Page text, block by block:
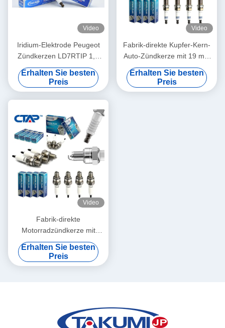
Video
Iridium-Elektrode Peugeot
Zündkerzen LD7RTIP 1,1
mm Lücke hohe
Kraftstoffeffizienz NGK
toyota
Erhalten Sie besten
Preis
Video
Fabrik-direkte Kupfer-Kern-
Auto-Zündkerze mit 19 mm
Reichweite 16 mm Hex und
Wärmebereich 6 für
BKR5EYA11 BKR6E11
Erhalten Sie besten
Preis
Video
Fabrik-direkte
Motorradzündkerze mit
M10*1 Gewinde 12,7 mm
Reichweite und 16 mm Hex
Erhalten Sie besten
Preis